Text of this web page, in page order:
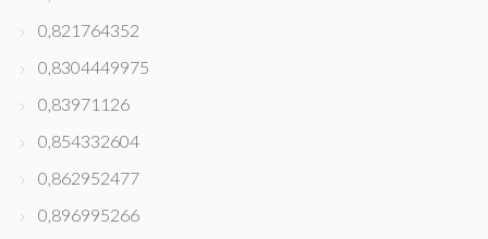
0,821764352
0,8304449975
0,83971126
0,854332604
0,862952477
0,896995266